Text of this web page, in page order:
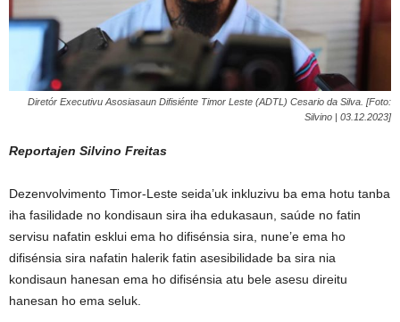
Diretór Executivu Asosiasaun Difisiénte Timor Leste (ADTL) Cesario da Silva. [Foto:
Silvino | 03.12.2023]
Reportajen Silvino Freitas
Dezenvolvimento Timor-Leste seida’uk inkluzivu ba ema hotu tanba
iha fasilidade no kondisaun sira iha edukasaun, saúde no fatin
servisu nafatin esklui ema ho difisénsia sira, nune’e ema ho
difisénsia sira nafatin halerik fatin asesibilidade ba sira nia
kondisaun hanesan ema ho difisénsia atu bele asesu direitu
hanesan ho ema seluk.